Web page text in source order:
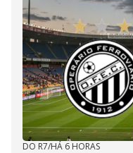
DO R7/HÁ 6 HORAS